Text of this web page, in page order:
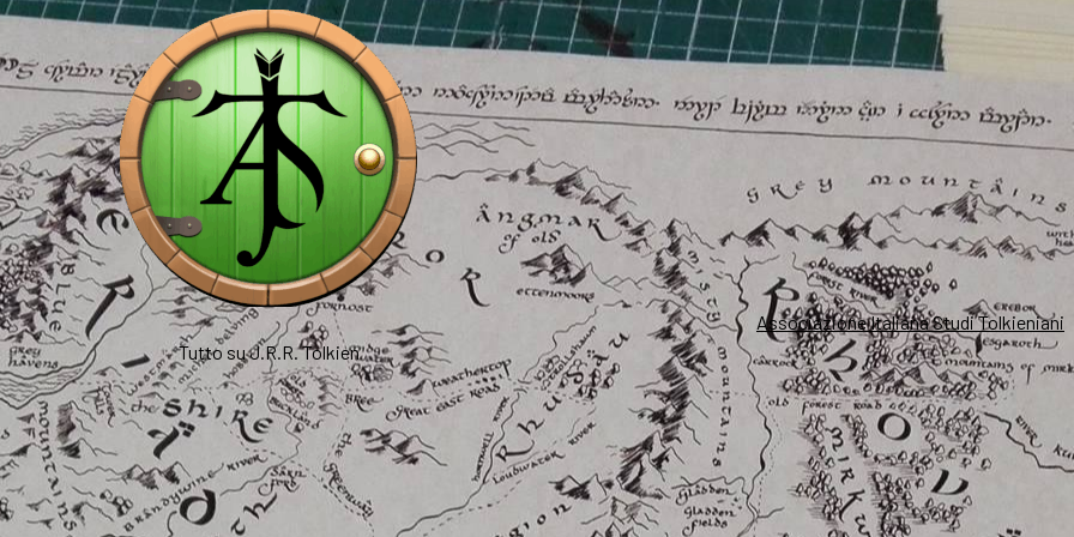
Associazione Italiana Studi Tolkieniani
Tutto su J.R.R. Tolkien